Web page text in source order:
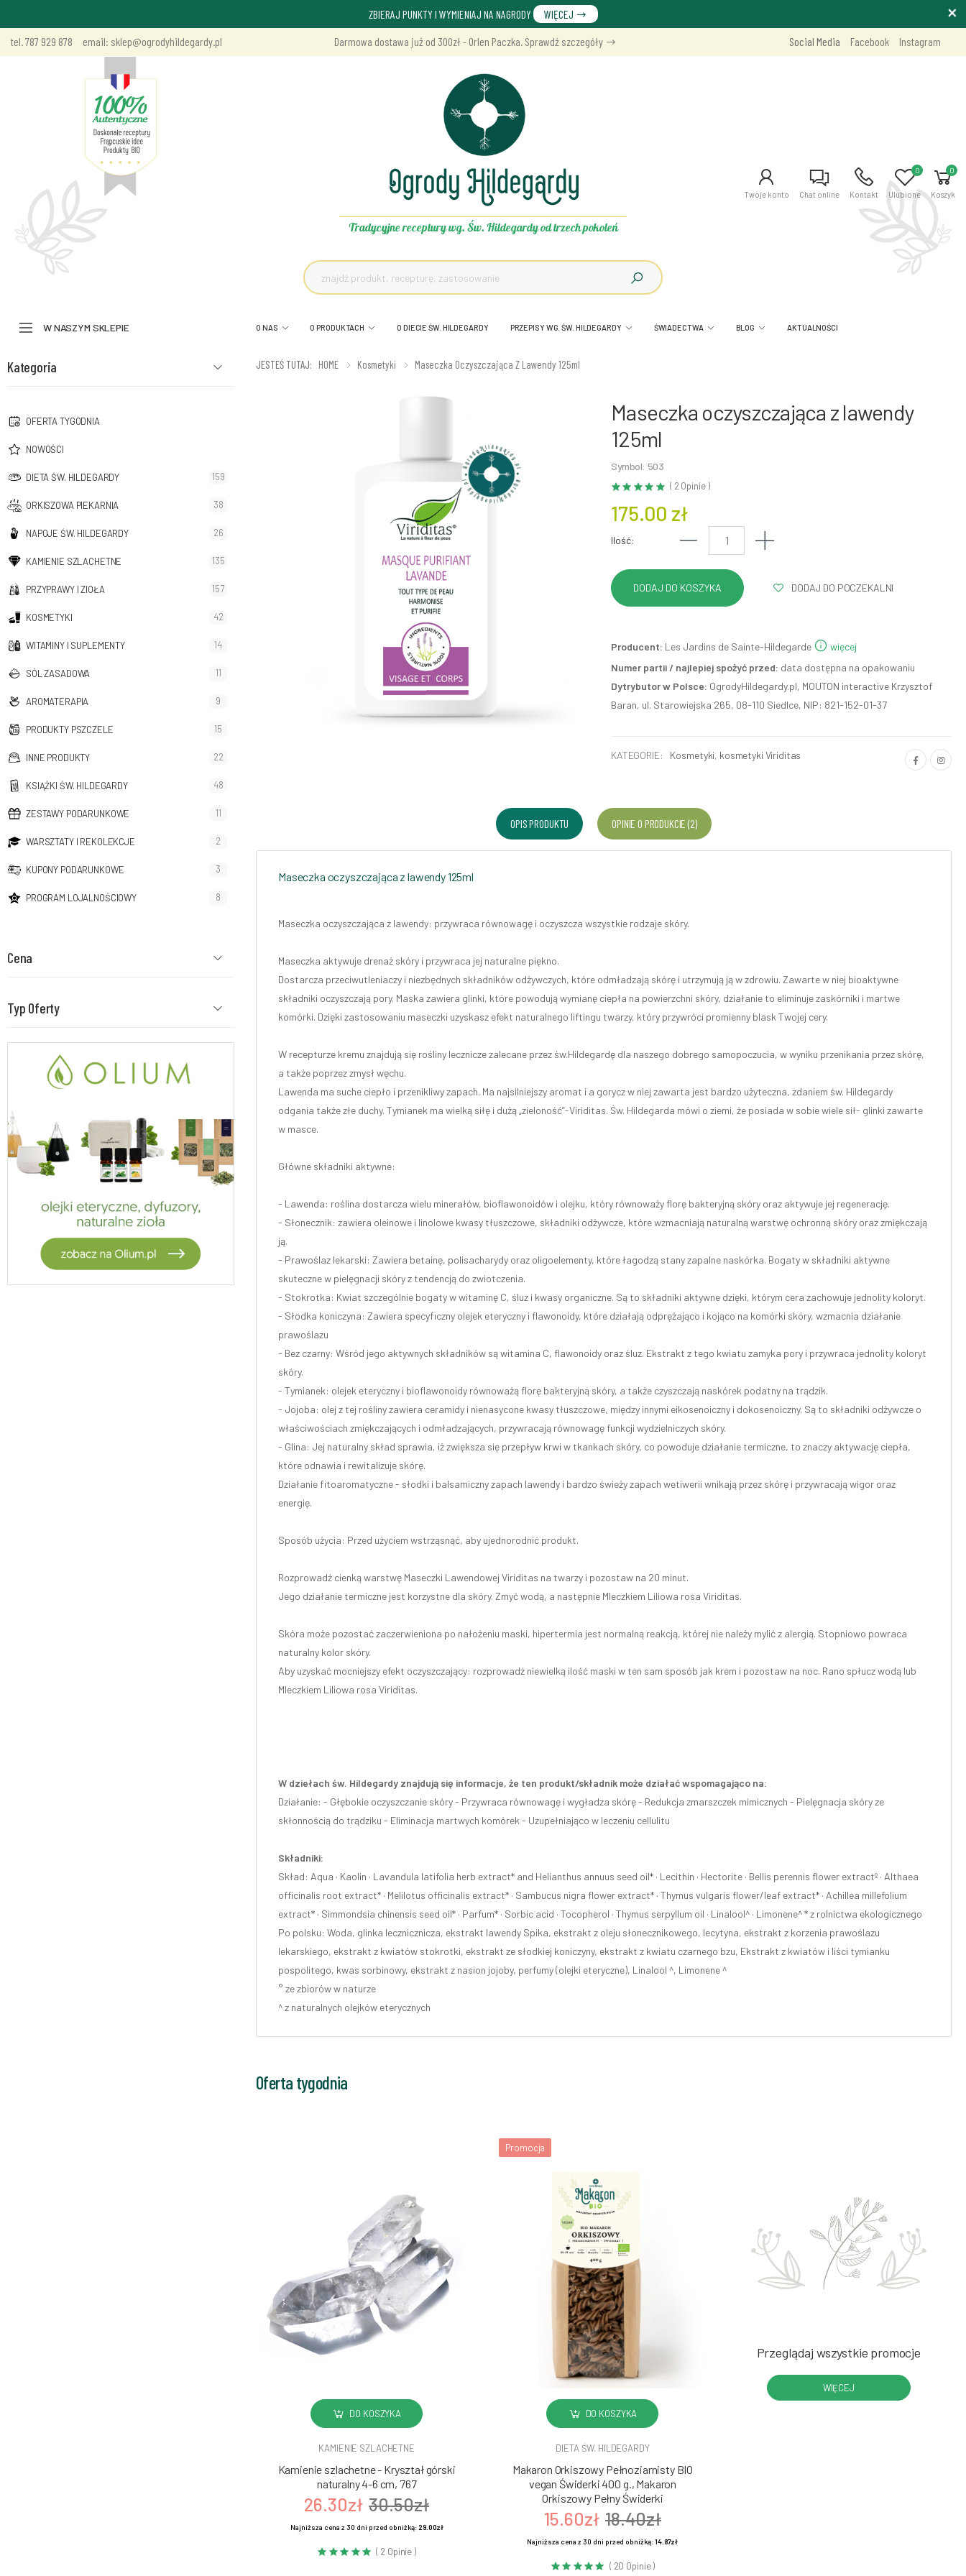
ZBIERAJ PUNKTY I WYMIENIAJ NA NAGRODY
WIĘCEJ
tel. 787 929 878
email: sklep@ogrodyhildegardy.pl Darmowa dostawa już od 300zł - Orlen Paczka. Sprawdź szczegóły Social Media Facebook Instagram
Tradycyjne receptury wg. Św. Hildegardy od trzech pokoleń
Twoje konto Chat online Kontakt Ulubione
0 0
Koszyk
W NASZYM SKLEPIE O NAS O PRODUKTACH O DIECIE ŚW. HILDEGARDY PRZEPISY WG. ŚW. HILDEGARDY ŚWIADECTWA BLOG AKTUALNOŚCI
Kategoria
OFERTA TYGODNIA
NOWOŚCI
DIETA ŚW. HILDEGARDY 159
ORKISZOWA PIEKARNIA 38
NAPOJE ŚW. HILDEGARDY 26
KAMIENIE SZLACHETNE 135
PRZYPRAWY I ZIOŁA 157
KOSMETYKI 42
WITAMINY I SUPLEMENTY 14
SÓL ZASADOWA 11
AROMATERAPIA 9
PRODUKTY PSZCZELE 15
INNE PRODUKTY 22
KSIĄŻKI ŚW. HILDEGARDY 48
ZESTAWY PODARUNKOWE 11
WARSZTATY I REKOLEKCJE 2
KUPONY PODARUNKOWE 3
PROGRAM LOJALNOŚCIOWY 8
Cena
Typ Oferty
JESTEŚ TUTAJ: HOME Kosmetyki Maseczka Oczyszczająca Z Lawendy 125ml
Maseczka oczyszczająca z lawendy
125ml
Symbol: 503
( 2 Opinie )
175.00 zł
Ilość:
DODAJ DO POCZEKALNI
Producent: Les Jardins de Sainte-Hildegarde
więcej
Numer partii / najlepiej spożyć przed: data dostępna na opakowaniu
Dytrybutor w Polsce: OgrodyHildegardy.pl, MOUTON interactive Krzysztof
Baran, ul. Starowiejska 265, 08-110 Siedlce, NIP: 821-152-01-37
KATEGORIE: Kosmetyki, kosmetyki Viriditas
OPIS PRODUKTU OPINIE O PRODUKCIE (2)
Maseczka oczyszczająca z lawendy 125ml
Maseczka oczyszczająca z lawendy: przywraca równowagę i oczyszcza wszystkie rodzaje skóry.
Maseczka aktywuje drenaż skóry i przywraca jej naturalne piękno.
Dostarcza przeciwutleniaczy i niezbędnych składników odżywczych, które odmładzają skórę i utrzymują ją w zdrowiu. Zawarte w niej bioaktywne
składniki oczyszczają pory. Maska zawiera glinki, które powodują wymianę ciepła na powierzchni skóry, działanie to eliminuje zaskórniki i martwe
komórki. Dzięki zastosowaniu maseczki uzyskasz efekt naturalnego liftingu twarzy, który przywróci promienny blask Twojej cery.
W recepturze kremu znajdują się rośliny lecznicze zalecane przez św.Hildegardę dla naszego dobrego samopoczucia, w wyniku przenikania przez skórę,
a także poprzez zmysł węchu.
Lawenda ma suche ciepło i przenikliwy zapach. Ma najsilniejszy aromat i a gorycz w niej zawarta jest bardzo użyteczna, zdaniem św. Hildegardy
odgania także złe duchy. Tymianek ma wielką siłę i dużą „zieloność”-Viriditas. Św. Hildegarda mówi o ziemi, że posiada w sobie wiele sił- glinki zawarte
w masce.
Główne składniki aktywne:
- Lawenda: roślina dostarcza wielu minerałów, bioflawonoidów i olejku, który równoważy florę bakteryjną skóry oraz aktywuje jej regenerację.
- Słonecznik: zawiera oleinowe i linolowe kwasy tłuszczowe, składniki odżywcze, które wzmacniają naturalną warstwę ochronną skóry oraz zmiękczają
ją.
- Prawoślaz lekarski: Zawiera betainę, polisacharydy oraz oligoelementy, które łagodzą stany zapalne naskórka. Bogaty w składniki aktywne
skuteczne w pielęgnacji skóry z tendencją do zwiotczenia.
- Stokrotka: Kwiat szczególnie bogaty w witaminę C, śluz i kwasy organiczne. Są to składniki aktywne dzięki, którym cera zachowuje jednolity koloryt.
- Słodka koniczyna: Zawiera specyficzny olejek eteryczny i flawonoidy, które działają odprężająco i kojąco na komórki skóry, wzmacnia działanie
prawoślazu
- Bez czarny: Wśród jego aktywnych składników są witamina C, flawonoidy oraz śluz. Ekstrakt z tego kwiatu zamyka pory i przywraca jednolity koloryt
skóry.
- Tymianek: olejek eteryczny i bioflawonoidy równoważą florę bakteryjną skóry, a także czyszczają naskórek podatny na trądzik.
- Jojoba: olej z tej rośliny zawiera ceramidy i nienasycone kwasy tłuszczowe, między innymi eikosenoiczny i dokosenoiczny. Są to składniki odżywcze o
właściwościach zmiękczających i odmładzających, przywracają równowagę funkcji wydzielniczych skóry.
- Glina: Jej naturalny skład sprawia, iż zwiększa się przepływ krwi w tkankach skóry, co powoduje działanie termiczne, to znaczy aktywację ciepła,
które odnawia i rewitalizuje skórę.
Działanie fitoaromatyczne - słodki i balsamiczny zapach lawendy i bardzo świeży zapach wetiwerii wnikają przez skórę i przywracają wigor oraz
energię.
Sposób użycia: Przed użyciem wstrząsnąć, aby ujednorodnić produkt.
Rozprowadź cienką warstwę Maseczki Lawendowej Viriditas na twarzy i pozostaw na 20 minut.
Jego działanie termiczne jest korzystne dla skóry. Zmyć wodą, a następnie Mleczkiem Liliowa rosa Viriditas.
Skóra może pozostać zaczerwieniona po nałożeniu maski, hipertermia jest normalną reakcją, której nie należy mylić z alergią. Stopniowo powraca
naturalny kolor skóry.
Aby uzyskać mocniejszy efekt oczyszczający: rozprowadź niewielką ilość maski w ten sam sposób jak krem i pozostaw na noc. Rano spłucz wodą lub
Mleczkiem Liliowa rosa Viriditas.
W dziełach św. Hildegardy znajdują się informacje, że ten produkt/składnik może działać wspomagająco na:
Działanie: - Głębokie oczyszczanie skóry - Przywraca równowagę i wygładza skórę - Redukcja zmarszczek mimicznych - Pielęgnacja skóry ze
skłonnością do trądziku - Eliminacja martwych komórek - Uzupełniająco w leczeniu cellulitu
Składniki:
Skład: Aqua · Kaolin · Lavandula latifolia herb extract* and Helianthus annuus seed oil* · Lecithin · Hectorite · Bellis perennis flower extractº · Althaea
officinalis root extract* · Melilotus officinalis extract* · Sambucus nigra flower extract* · Thymus vulgaris flower/leaf extract* · Achillea millefolium
extract* · Simmondsia chinensis seed oil* · Parfum* · Sorbic acid · Tocopherol · Thymus serpyllum oil · Linalool^ · Limonene^ * z rolnictwa ekologicznego
Po polsku: Woda, glinka lecznicznicza, ekstrakt lawendy Spika, ekstrakt z oleju słonecznikowego, lecytyna, ekstrakt z korzenia prawoślazu
lekarskiego, ekstrakt z kwiatów stokrotki, ekstrakt ze słodkiej koniczyny, ekstrakt z kwiatu czarnego bzu, Ekstrakt z kwiatów i liści tymianku
pospolitego, kwas sorbinowy, ekstrakt z nasion jojoby, perfumy (olejki eteryczne), Linalool ^, Limonene ^
° ze zbiorów w naturze
^ z naturalnych olejków eterycznych
Oferta tygodnia
DO KOSZYKA
KAMIENIE SZLACHETNE
Kamienie szlachetne - Kryształ górski
naturalny 4-6 cm, 767
26.30zł 30.50zł
Najniższa cena z 30 dni przed obniżką:29.00zł
( 2 Opinie )
Promocja
DO KOSZYKA
DIETA ŚW. HILDEGARDY
Makaron Orkiszowy Pełnoziarnisty BIO
vegan Świderki 400 g., Makaron
Orkiszowy Pełny Świderki
15.60zł 18.40zł
Najniższa cena z 30 dni przed obniżką:14.87zł
( 20 Opinie )
Przeglądaj wszystkie promocje
WIĘCEJ